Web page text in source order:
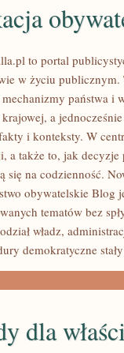
to portal
w życiu publicznym.
państwa i
a
i konteksty. W
a także to, jak decyzje
się na codzienność.
obywatelskie Blog
tematów bez
władz,
demokratyczne
dla